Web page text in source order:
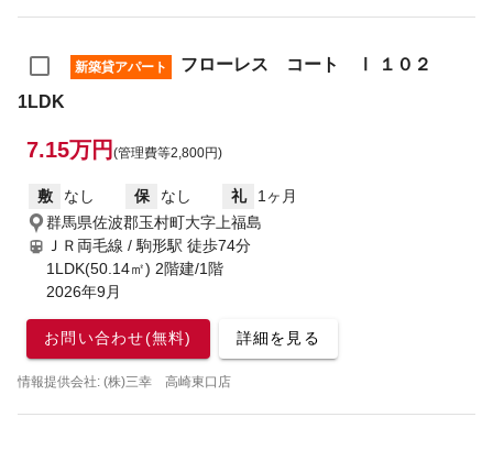
新築貸アパート
フローレス コート Ⅰ １０２
1LDK
7.15万円 (管理費等2,800円)
敷 なし 保 なし 礼
1ヶ月
群馬県佐波郡玉村町大字上福島
ＪＲ両毛線 / 駒形駅 徒歩74分
1LDK(50.14㎡) 2階建/1階
2026年9月
お問い合わせ(無料) 詳細を見る
情報提供会社: (株)三幸 高崎東口店